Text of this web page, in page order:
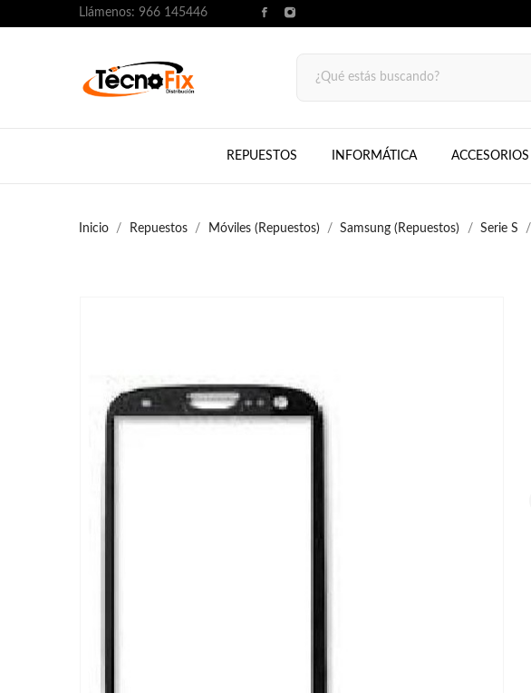
Llámenos: 966 145446
REPUESTOS INFORMÁTICA ACCESORIOS
Inicio Repuestos Móviles (Repuestos) Samsung (Repuestos) Serie S